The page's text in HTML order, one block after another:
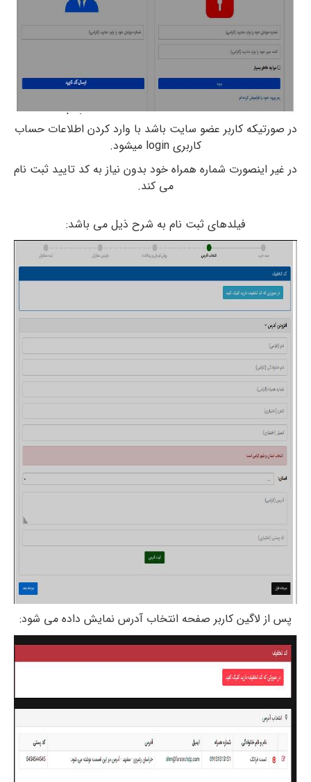
در صورتیکه کاربر عضو سایت باشد با وارد کردن اطلاعات حساب
کاربری login میشود.
در غیر اینصورت شماره همراه خود بدون نیاز به کد تایید ثبت نام
می کند.
فیلدهای ثبت نام به شرح ذیل می باشد:
پس از لاگین کاربر صفحه انتخاب آدرس نمایش داده می شود: